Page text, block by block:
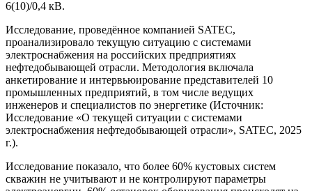
6(10)/0,4 кВ.
Исследование, проведённое компанией SATEC,
проанализировало текущую ситуацию с системами
электроснабжения на российских предприятиях
нефтедобывающей отрасли. Методология включала
анкетирование и интервьюирование представителей 10
промышленных предприятий, в том числе ведущих
инженеров и специалистов по энергетике (Источник:
Исследование «О текущей ситуации с системами
электроснабжения нефтедобывающей отрасли», SATEC, 2025
г.).
Исследование показало, что более 60% кустовых систем
скважин не учитывают и не контролируют параметры